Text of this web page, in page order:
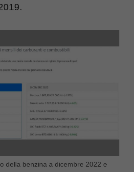
della benzina a dicembre 2022 e